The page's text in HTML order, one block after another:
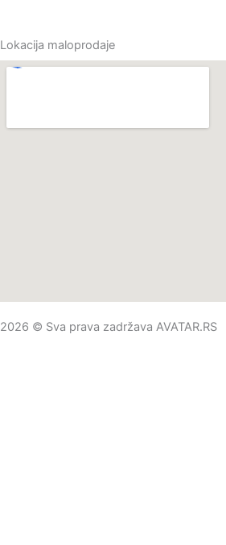
Lokacija maloprodaje
2026 © Sva prava zadržava AVATAR.RS